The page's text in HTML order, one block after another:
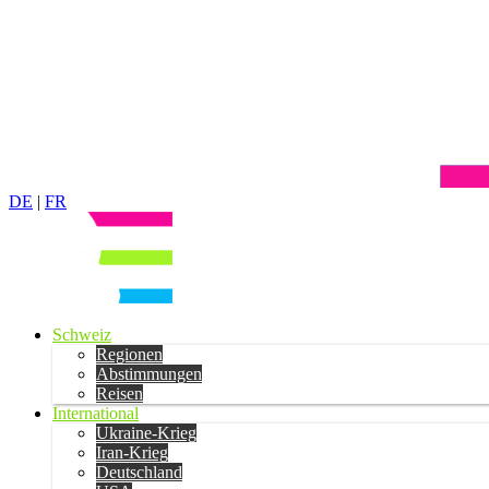
DE | FR
Schweiz
Regionen
Abstimmungen
Reisen
International
Ukraine-Krieg
Iran-Krieg
Deutschland